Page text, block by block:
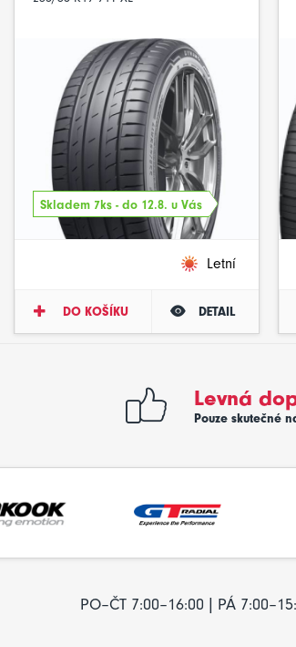
Skladem 7ks - do 12.8. u Vás
Letní
DO KOŠÍKU DETAIL
Levná
Pouze skutečné
PO–ČT 7:00–16:00 | PÁ